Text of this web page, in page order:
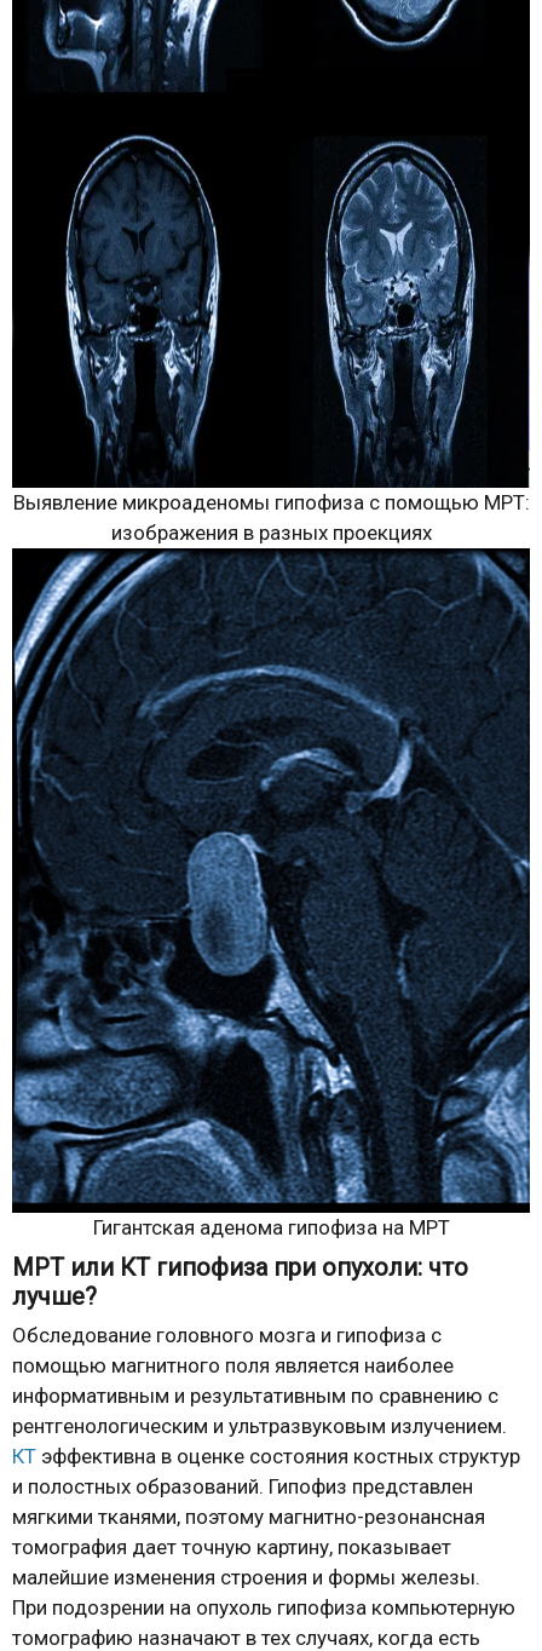
Выявление микроаденомы гипофиза с помощью МРТ:
изображения в разных проекциях
Гигантская аденома гипофиза на МРТ
МРТ или КТ гипофиза при опухоли: что
лучше?
Обследование головного мозга и гипофиза с
помощью магнитного поля является наиболее
информативным и результативным по сравнению с
рентгенологическим и ультразвуковым излучением.
КТ эффективна в оценке состояния костных структур
и полостных образований. Гипофиз представлен
мягкими тканями, поэтому магнитно-резонансная
томография дает точную картину, показывает
малейшие изменения строения и формы железы.
При подозрении на опухоль гипофиза компьютерную
томографию назначают в тех случаях, когда есть